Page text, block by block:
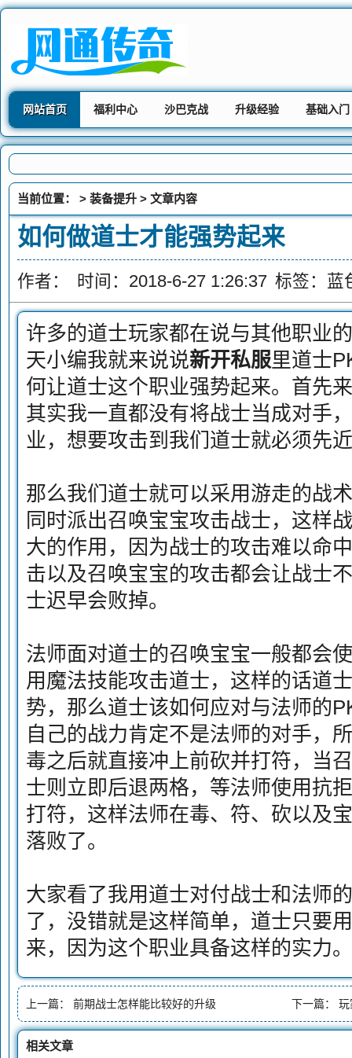
网站首页 福利中心 沙巴克战 升级经验 基础入门
当前位置： > 装备提升 > 文章内容
如何做道士才能强势起来
作者： 时间：2018-6-27 1:26:37 标签： 蓝
许多的道士玩家都在说与其他职业
天小编我就来说说新开私服里道士
何让道士这个职业强势起来。首先
其实我一直都没有将战士当成对手
业，想要攻击到我们道士就必须先
那么我们道士就可以采用游走的战
同时派出召唤宝宝攻击战士，这样
大的作用，因为战士的攻击难以命
击以及召唤宝宝的攻击都会让战士
士迟早会败掉。
法师面对道士的召唤宝宝一般都会
用魔法技能攻击道士，这样的话道
势，那么道士该如何应对与法师的
自己的战力肯定不是法师的对手，
毒之后就直接冲上前砍并打符，当
士则立即后退两格，等法师使用抗
打符，这样法师在毒、符、砍以及
落败了。
大家看了我用道士对付战士和法师
了，没错就是这样简单，道士只要
来，因为这个职业具备这样的实力。
上一篇： 前期战士怎样能比较好的升级 下一篇： 玩
相关文章